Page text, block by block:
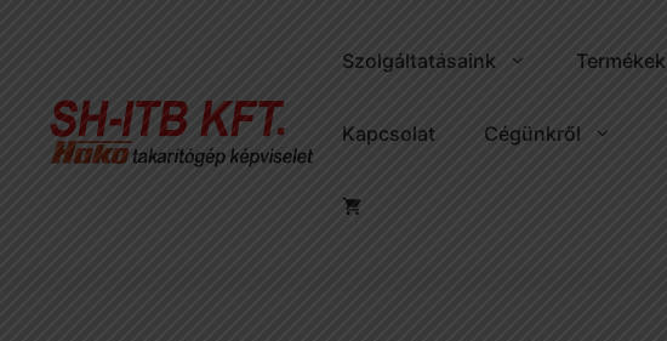
Szolgáltatásaink Termékek
Kapcsolat Cégünkről